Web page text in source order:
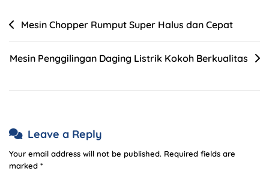
Mesin Chopper Rumput Super Halus dan Cepat
Mesin Penggilingan Daging Listrik Kokoh Berkualitas
Leave a Reply
Your email address will not be published. Required fields are
marked *